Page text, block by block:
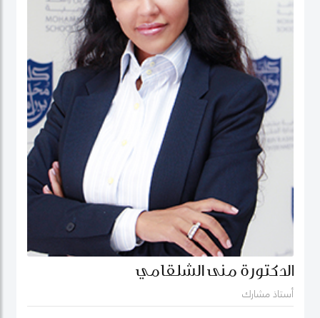
الدكتورة منى الشلقامي
أستاذ مشارك